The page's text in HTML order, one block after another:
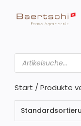
Inhalt
Products
search
Start / Produkte